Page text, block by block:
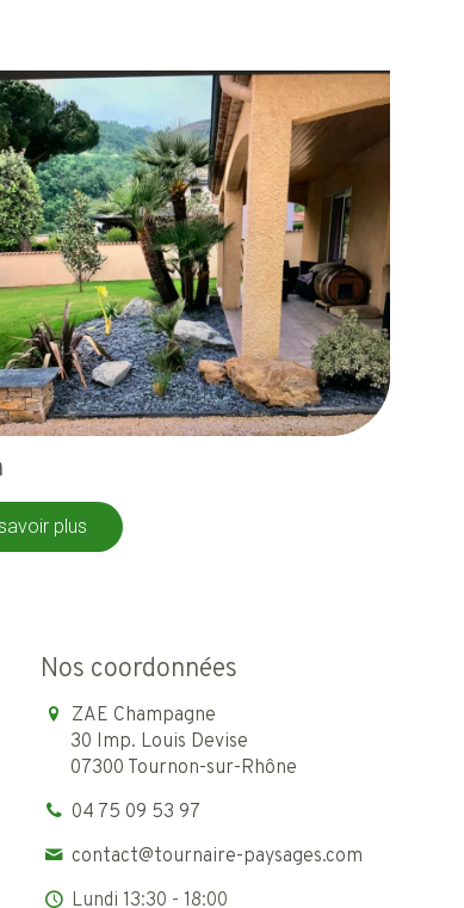
plus
Nos coordonnées
ZAE Champagne
30 Imp. Louis Devise
07300 Tournon-sur-Rhône
04 75 09 53 97
contact@tournaire-paysages.com
Lundi 13:30 - 18:00